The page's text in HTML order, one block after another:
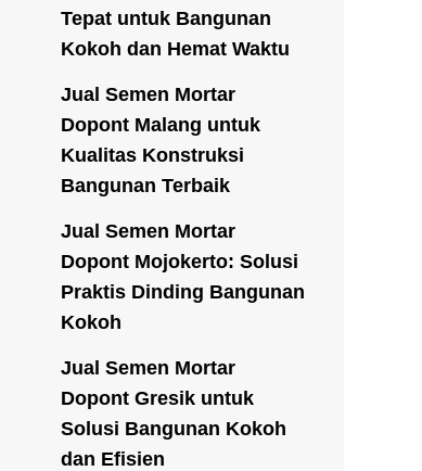
Tepat untuk Bangunan
Kokoh dan Hemat Waktu
Jual Semen Mortar
Dopont Malang untuk
Kualitas Konstruksi
Bangunan Terbaik
Jual Semen Mortar
Dopont Mojokerto: Solusi
Praktis Dinding Bangunan
Kokoh
Jual Semen Mortar
Dopont Gresik untuk
Solusi Bangunan Kokoh
dan Efisien